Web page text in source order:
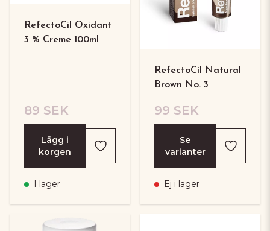
RefectoCil Oxidant
3 % Creme 100ml
89 SEK
Lägg i
korgen
I lager
RefectoCil Natural
Brown No. 3
99 SEK
Se
varianter
Ej i lager